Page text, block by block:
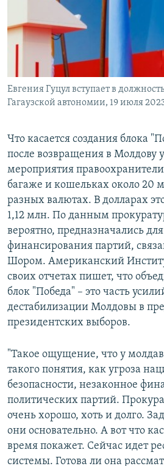
Евгения Гуцул вступает в
Гагаузской автономии, 19 июля
Что касается создания блока
после возвращения в Молдову
мероприятия
багаже и кошельках около 20
разных валютах. В долларах
1,12 млн. По данным
вероятно, предназначались
финансирования партий,
Шором. Американский
своих отчетах пишет, что
блок "Победа" – это часть
дестабилизации Молдовы в
президентских выборов.
"Такое ощущение, что у
такого понятия, как угроза
безопасности, незаконное
политических партий.
очень хорошо, хоть и долго.
они основательно. А вот что
время покажет. Сейчас идет
системы. Готова ли она